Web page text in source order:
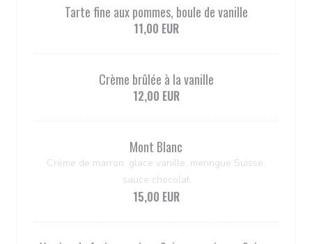
Tarte fine aux pommes, boule de vanille
11,00 EUR
Crème brûlée à la vanille
12,00 EUR
Mont Blanc
Crème de marron, glace vanille, meringue Suisse,
sauce chocolat
15,00 EUR